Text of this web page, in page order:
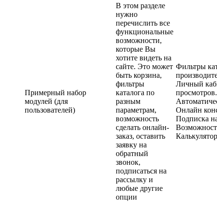
Примерный набор
модулей (для
пользователей)
В этом разделе
нужно
перечислить все
функциональные
возможности,
которые Вы
хотите видеть на
сайте. Это может
быть корзина,
фильтры
каталога по
разным
параметрам,
возможность
сделать онлайн-
заказ, оставить
заявку на
обратный
звонок,
подписаться на
рассылку и
любые другие
опции
Фильтры
Личный
просмотров.
Онлайн
Подписка